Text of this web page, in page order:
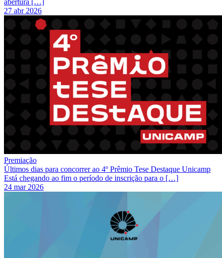
27 abr 2026
Premiação
Últimos dias para concorrer ao 4º Prêmio Tese Destaque Unicamp
Está chegando ao fim o período de inscrição para o […]
24 mar 2026